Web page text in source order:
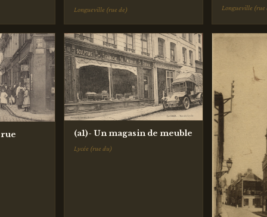
Longueville (rue de) Longueville (rue
rue (a1)- Un magasin de meuble
Lycée (rue du)